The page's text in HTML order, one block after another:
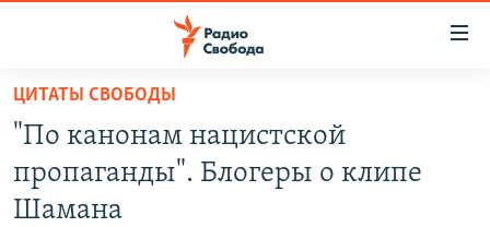
упрощенного
доступа
основному
ПРОГРАММЫ
АВТОРСКИЕ ПРОЕКТЫ
ЦИТАТЫ СВОБОДЫ
"По канонам нацистской
пропаганды". Блогеры о клипе
Шамана